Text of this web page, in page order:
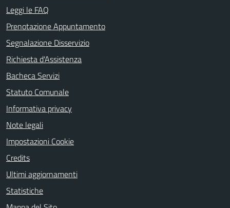
Leggi le FAQ
Prenotazione Appuntamento
Segnalazione Disservizio
Richiesta d'Assistenza
Bacheca Servizi
Statuto Comunale
Informativa privacy
Note legali
Impostazioni Cookie
Credits
Ultimi aggiornamenti
Statistiche